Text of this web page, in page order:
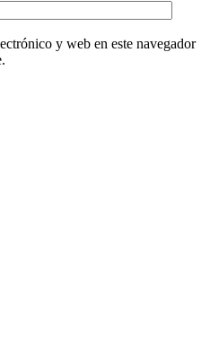
y web en este navegador